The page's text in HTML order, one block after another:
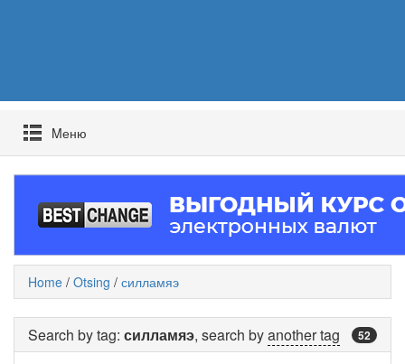
Mеню
Home / Otsing / силламяэ
52
Search by tag: силламяэ, search byanother tag